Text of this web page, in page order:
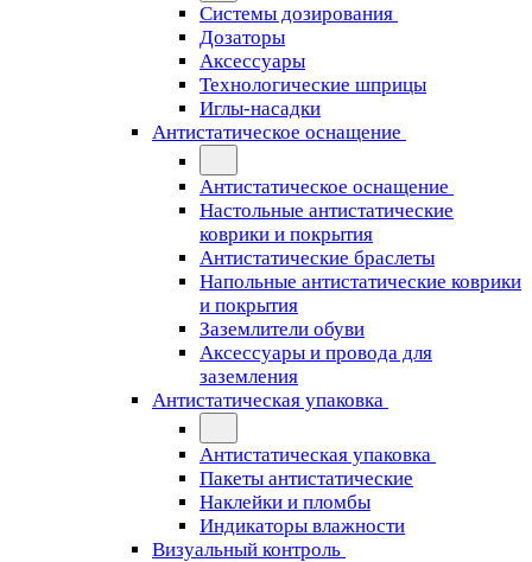
Системы дозирования
Дозаторы
Аксессуары
Технологические шприцы
Иглы-насадки
Антистатическое оснащение
Антистатическое оснащение
Настольные антистатические
коврики и покрытия
Антистатические браслеты
Напольные антистатические коврики
и покрытия
Заземлители обуви
Аксессуары и провода для
заземления
Антистатическая упаковка
Антистатическая упаковка
Пакеты антистатические
Наклейки и пломбы
Индикаторы влажности
Визуальный контроль